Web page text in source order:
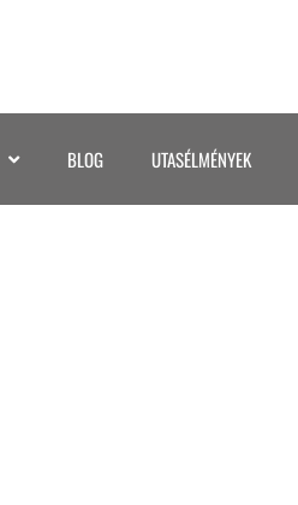
BLOG UTASÉLMÉNYEK